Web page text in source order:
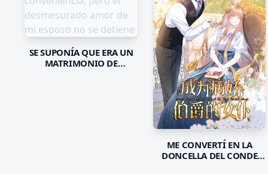
SE SUPONÍA QUE ERA UN
MATRIMONIO DE
ME CONVERTÍ EN LA
DONCELLA DEL CONDE